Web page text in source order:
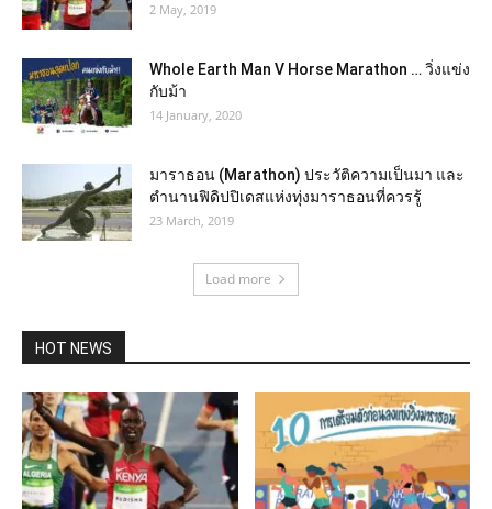
2 May, 2019
Whole Earth Man V Horse Marathon … วิ่งแข่ง
กับม้า
14 January, 2020
มาราธอน (Marathon) ประวัติความเป็นมา และ
ตำนานฟิดิปปิเดสแห่งทุ่งมาราธอนที่ควรรู้
23 March, 2019
Load more
HOT NEWS